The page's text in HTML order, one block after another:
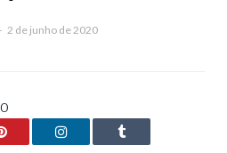
2 de junho de 2020
Pinterest LinkedIn Tumblr